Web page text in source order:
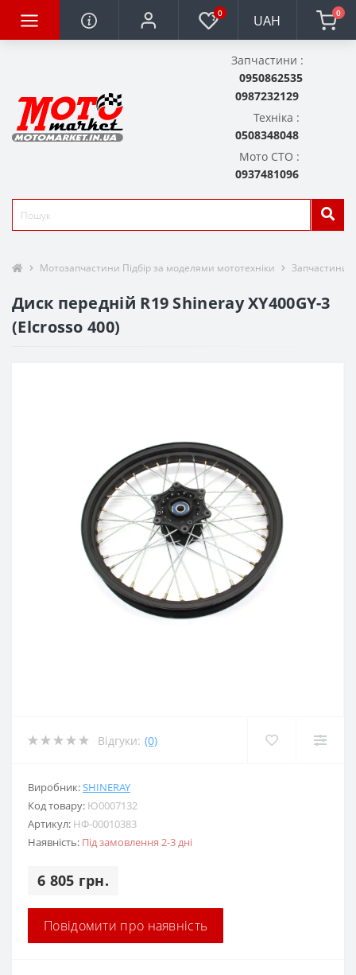
0 UAH 0
Запчастини :
0950862535
0987232129
Техніка :
0508348048
Мото СТО :
0937481096
Мотозапчастини Підбір за моделями мототехніки Запчастини
Диск передній R19 Shineray XY400GY-3
(Elcrosso 400)
Відгуки: (0)
Виробник:SHINERAY
Код товару: Ю0007132
Артикул: НФ-00010383
Наявність: Під замовлення 2-3 дні
6 805 грн.
Повідомити про наявність